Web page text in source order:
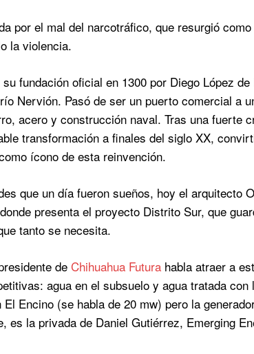
por el mal del narcotráfico, que resurgió
la violencia.
fundación oficial en 1300 por Diego López
Nervión. Pasó de ser un puerto comercial a
acero y construcción naval. Tras una fuerte
transformación a finales del siglo XX,
ícono de esta reinvención.
que un día fueron sueños, hoy el arquitecto
presenta el proyecto Distrito Sur, que
tanto se necesita.
de Chihuahua Futura habla atraer a
agua en el subsuelo y agua tratada
Encino (se habla de 20 mw) pero la
es la privada de Daniel Gutiérrez, Emerging